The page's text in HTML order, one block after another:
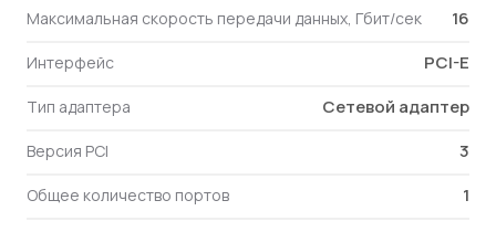
Максимальная скорость передачи данных, Гбит/сек 16
Интерфейс PCI-E
Тип адаптера Сетевой адаптер
Версия PCI 3
Общее количество портов 1